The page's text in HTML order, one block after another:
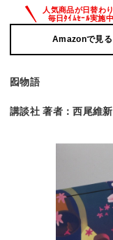
Amazonで見る
囮物語
講談社 著者：西尾維新